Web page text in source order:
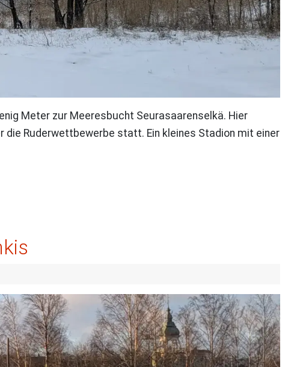
Meter zur Meeresbucht Seurasaarenselkä. Hier
die Ruderwettbewerbe statt. Ein kleines Stadion mit einer